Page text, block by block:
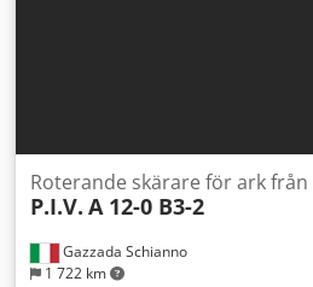
Gazzada Schianno
1 722 km
Roterande skärare för ark
P.I.V. A 12-0 B3-2